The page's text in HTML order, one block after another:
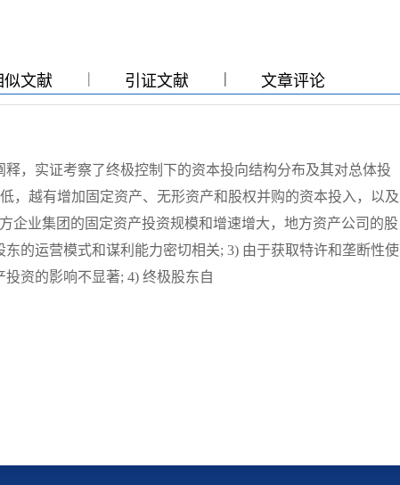
似文献 | 引证文献 || 文章评论
，实证考察了终极控制下的资本投向结构分布及其对总体投
，越有增加固定资产、无形资产和股权并购的资本投入，以及
企业集团的固定资产投资规模和增速增大，地方资产公司的股
的运营模式和谋利能力密切相关; 3) 由于获取特许和垄断性使
资的影响不显著; 4) 终极股东自